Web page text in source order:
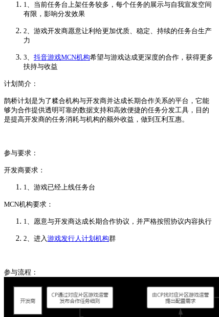
1、当前任务台上架任务较多，每个任务的展示与自我宣发空间
有限，影响分发效果
2、游戏开发商愿意让利给更加优质、稳定、持续的任务台生产
力
3、 抖音游戏MCN机构希望与游戏达成更深度的合作，获得更多
扶持与收益
计划简介：
鹊桥计划是为了糅合机构与开发商并达成长期合作关系的平台，它能
够为合作提供透明可靠的数据支持和高效便捷的任务分发工具，目的
是提高开发商的任务消耗与机构的额外收益，做到互利互惠。
参与要求：
开发商要求：
1、游戏已经上线任务台
MCN机构要求：
1、愿意与开发商达成长期合作协议，并严格按照协议内容执行
2、进入 游戏发行人计划机构群
参与流程：